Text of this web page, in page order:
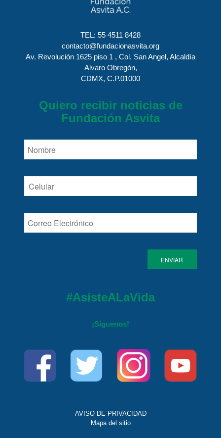
TEL: 55 4511 8428
contacto@fundacionasvita.org
Av. Revolución 1625 piso 1 , Col. San Angel, Alcaldía
Alvaro Obregón,
CDMX, C.P.01000
Quiero recibir noticias de
Fundación Asvita
#AsisteALaVida
¡Síguenos!
AVISO DE PRIVACIDAD
Mapa del sitio